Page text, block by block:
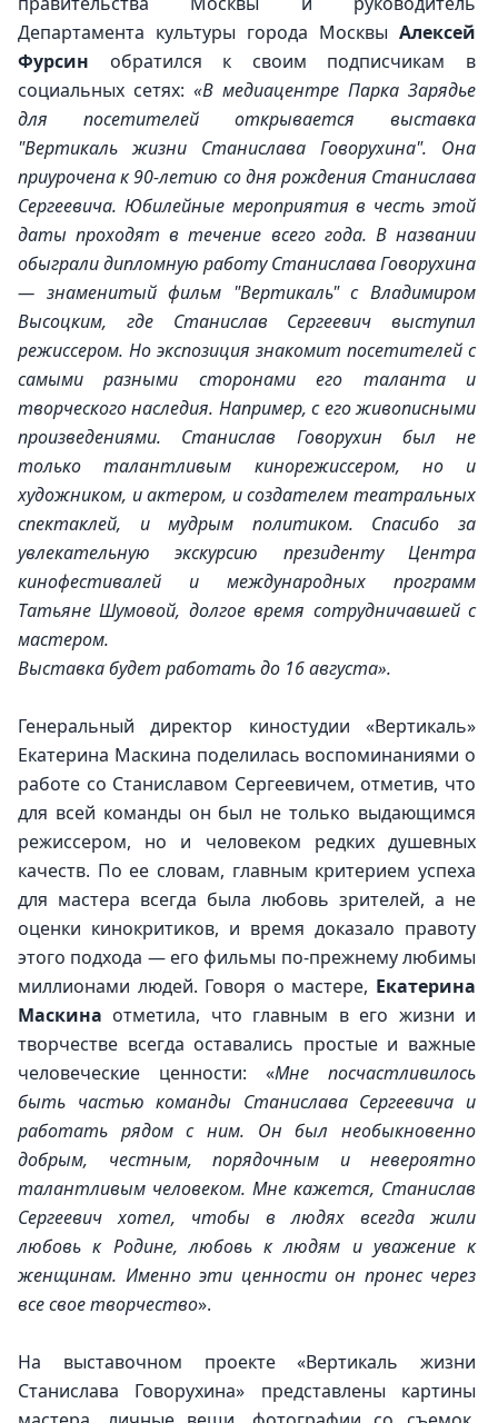
Департамента культуры города Москвы Алексей
Фурсин обратился к своим подписчикам в
социальных сетях: «В медиацентре Парка Зарядье
для посетителей открывается выставка
"Вертикаль жизни Станислава Говорухина". Она
приурочена к 90-летию со дня рождения Станислава
Сергеевича. Юбилейные мероприятия в честь этой
даты проходят в течение всего года. В названии
обыграли дипломную работу Станислава Говорухина
— знаменитый фильм "Вертикаль" с Владимиром
Высоцким, где Станислав Сергеевич выступил
режиссером. Но экспозиция знакомит посетителей с
самыми разными сторонами его таланта и
творческого наследия. Например, с его живописными
произведениями. Станислав Говорухин был не
только талантливым кинорежиссером, но и
художником, и актером, и создателем театральных
спектаклей, и мудрым политиком. Спасибо за
увлекательную экскурсию президенту Центра
кинофестивалей и международных программ
Татьяне Шумовой, долгое время сотрудничавшей с
мастером.
Выставка будет работать до 16 августа».
Генеральный директор киностудии «Вертикаль»
Екатерина Маскина поделилась воспоминаниями о
работе со Станиславом Сергеевичем, отметив, что
для всей команды он был не только выдающимся
режиссером, но и человеком редких душевных
качеств. По ее словам, главным критерием успеха
для мастера всегда была любовь зрителей, а не
оценки кинокритиков, и время доказало правоту
этого подхода — его фильмы по-прежнему любимы
миллионами людей. Говоря о мастере, Екатерина
Маскина отметила, что главным в его жизни и
творчестве всегда оставались простые и важные
человеческие ценности: «Мне посчастливилось
быть частью команды Станислава Сергеевича и
работать рядом с ним. Он был необыкновенно
добрым, честным, порядочным и невероятно
талантливым человеком. Мне кажется, Станислав
Сергеевич хотел, чтобы в людях всегда жили
любовь к Родине, любовь к людям и уважение к
женщинам. Именно эти ценности он пронес через
все свое творчество».
На выставочном проекте «Вертикаль жизни
Станислава Говорухина» представлены картины